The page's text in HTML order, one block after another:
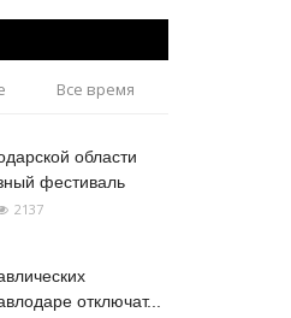
Все время
области
фестиваль
2137
отключат...